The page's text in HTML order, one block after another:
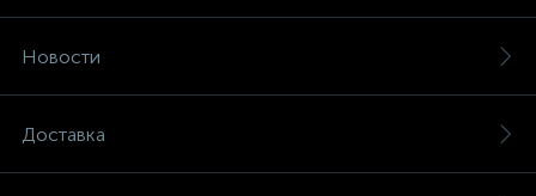
Новости
Доставка